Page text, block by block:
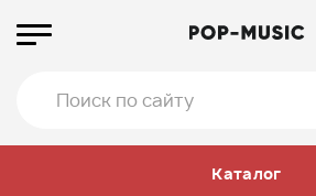
Каталог